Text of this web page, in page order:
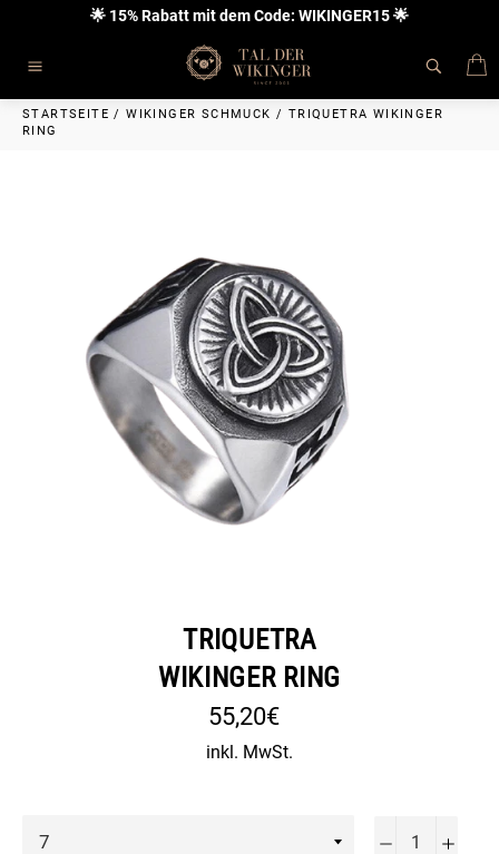
Inhalt
🌟 15% Rabatt mit dem Code: WIKINGER15 🌟
STARTSEITE /WIKINGER SCHMUCK / TRIQUETRA WIKINGER
RING
TRIQUETRA
WIKINGER RING
Normaler
Preis
55,20€
inkl. MwSt.
− +